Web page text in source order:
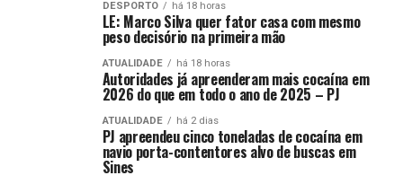
DESPORTO há 18 horas
LE: Marco Silva quer fator casa com mesmo
peso decisório na primeira mão
ATUALIDADE há 18 horas
Autoridades já apreenderam mais cocaína em
2026 do que em todo o ano de 2025 – PJ
ATUALIDADE há 2 dias
PJ apreendeu cinco toneladas de cocaína em
navio porta-contentores alvo de buscas em
Sines